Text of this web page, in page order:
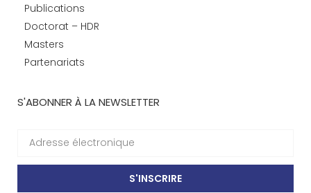
Publications
Doctorat – HDR
Masters
Partenariats
S'ABONNER À LA NEWSLETTER
S'INSCRIRE